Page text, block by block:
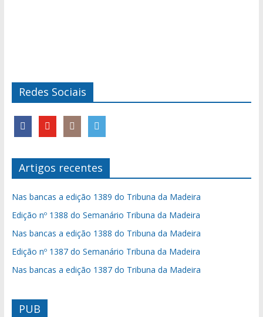
Redes Sociais
Artigos recentes
Nas bancas a edição 1389 do Tribuna da Madeira
Edição nº 1388 do Semanário Tribuna da Madeira
Nas bancas a edição 1388 do Tribuna da Madeira
Edição nº 1387 do Semanário Tribuna da Madeira
Nas bancas a edição 1387 do Tribuna da Madeira
PUB